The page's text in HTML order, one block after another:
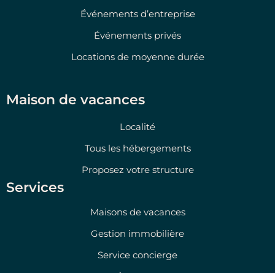
Événements d’entreprise
Événements privés
Locations de moyenne durée
Maison de vacances
Localité
Tous les hébergements
Proposez votre structure
Services
Maisons de vacances
Gestion immobilière
Service concierge